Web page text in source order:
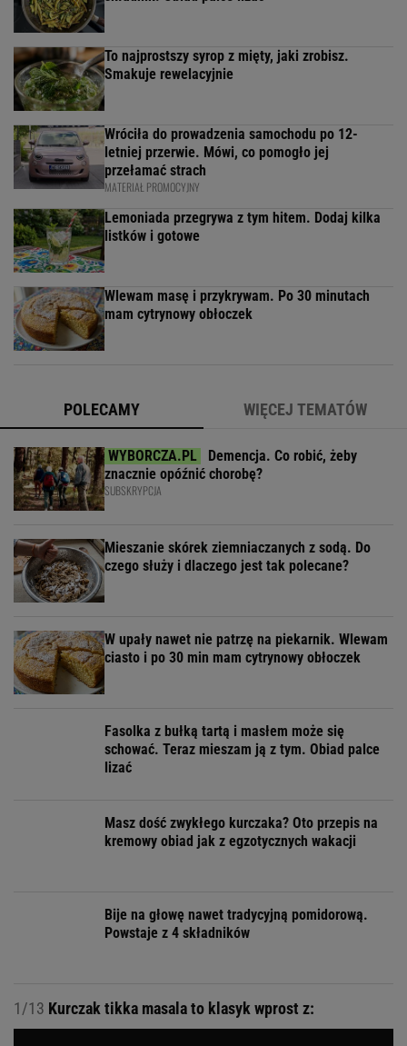
To najprostszy syrop z mięty, jaki zrobisz.
Smakuje rewelacyjnie
Wróciła do prowadzenia samochodu po 12-
letniej przerwie. Mówi, co pomogło jej
przełamać strach
MATERIAŁ PROMOCYJNY
Lemoniada przegrywa z tym hitem. Dodaj kilka
listków i gotowe
Wlewam masę i przykrywam. Po 30 minutach
mam cytrynowy obłoczek
POLECAMY WIĘCEJ TEMATÓW
Demencja. Co robić, żeby
znacznie opóźnić chorobę?
SUBSKRYPCJA
Mieszanie skórek ziemniaczanych z sodą. Do
czego służy i dlaczego jest tak polecane?
W upały nawet nie patrzę na piekarnik. Wlewam
ciasto i po 30 min mam cytrynowy obłoczek
Fasolka z bułką tartą i masłem może się
schować. Teraz mieszam ją z tym. Obiad palce
lizać
Masz dość zwykłego kurczaka? Oto przepis na
kremowy obiad jak z egzotycznych wakacji
Bije na głowę nawet tradycyjną pomidorową.
Powstaje z 4 składników
1/13 Kurczak tikka masala to klasyk wprost z: